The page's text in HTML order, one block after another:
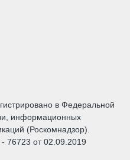
в Федеральной
информационных
(Роскомнадзор).
76723 от 02.09.2019